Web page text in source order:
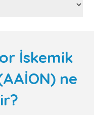
İskemik
ne